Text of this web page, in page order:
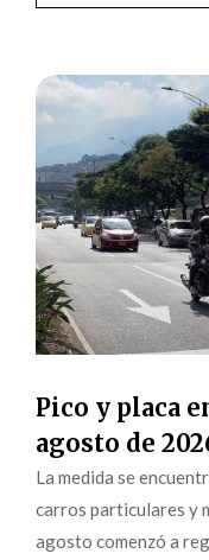
Pico y placa
agosto de
La medida se
carros particulares y
agosto comenzó a